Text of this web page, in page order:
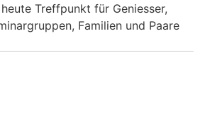
Treffpunkt für Geniesser,
Familien und Paare